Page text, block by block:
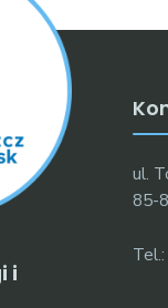
i
ul.
85-
Tel.: